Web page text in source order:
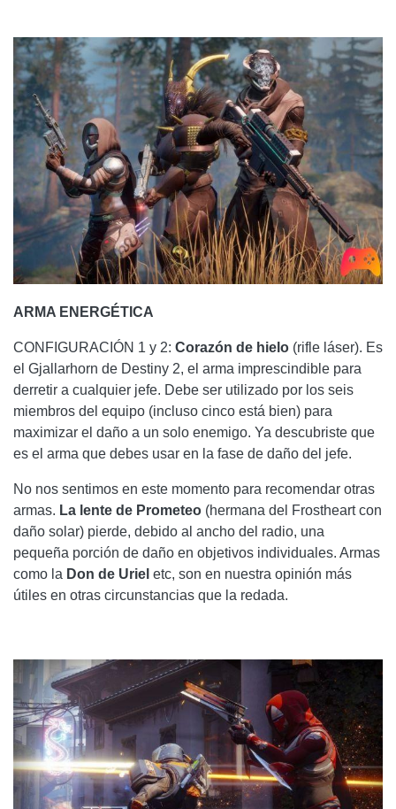
ARMA ENERGÉTICA
CONFIGURACIÓN 1 y 2: Corazón de hielo (rifle láser). Es
el Gjallarhorn de Destiny 2, el arma imprescindible para
derretir a cualquier jefe. Debe ser utilizado por los seis
miembros del equipo (incluso cinco está bien) para
maximizar el daño a un solo enemigo. Ya descubriste que
es el arma que debes usar en la fase de daño del jefe.
No nos sentimos en este momento para recomendar otras
armas. La lente de Prometeo (hermana del Frostheart con
daño solar) pierde, debido al ancho del radio, una
pequeña porción de daño en objetivos individuales. Armas
como la Don de Uriel etc, son en nuestra opinión más
útiles en otras circunstancias que la redada.